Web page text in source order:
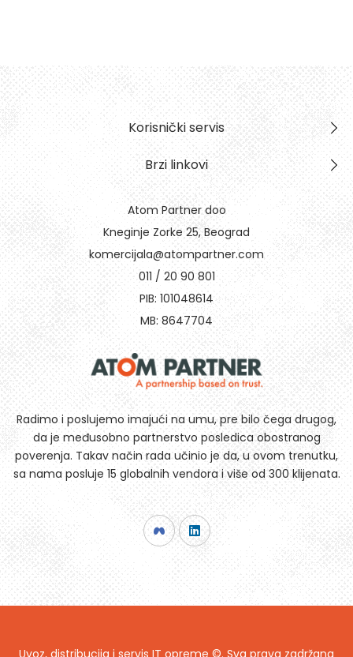
Korisnički servis
Brzi linkovi
Atom Partner doo
Kneginje Zorke 25, Beograd
komercijala@atompartner.com
011 / 20 90 801
PIB: 101048614
MB: 8647704
Radimo i poslujemo imajući na umu, pre bilo čega drugog,
da je međusobno partnerstvo posledica obostranog
poverenja. Takav način rada učinio je da, u ovom trenutku,
sa nama posluje 15 globalnih vendora i više od 300 klijenata.
Uvoz, distribucija i servis IT opreme ©. Sva prava zadržana